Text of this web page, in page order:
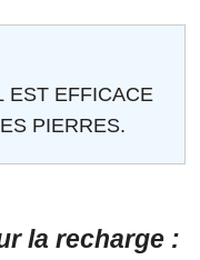
EST EFFICACE
PIERRES.
la recharge :